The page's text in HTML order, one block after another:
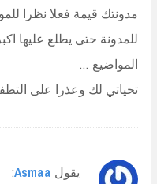
مدونتك قيمة فعلا نظرا
للمدونة حتى يطلع عليها
المواضيع …
تحياتي لك وعذرا على
يقول Asmaa
: